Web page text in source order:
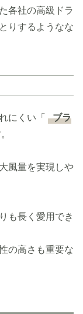
各社の高級ドラ
りするようなな
にくい「
ブラ
風量を実現しや
も長く愛用でき
の高さも重要な